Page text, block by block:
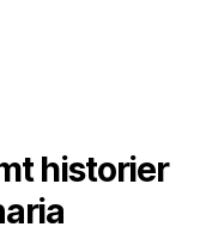
historier